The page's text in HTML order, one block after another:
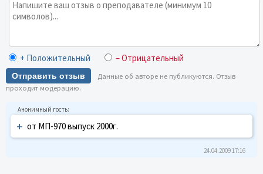
+ Положительный – Отрицательный
Отправить отзыв
Данные об авторе не публикуются. Отзыв
проходит модерацию.
+ от МП-970 выпуск 2000г.
24.04.2009 17:16